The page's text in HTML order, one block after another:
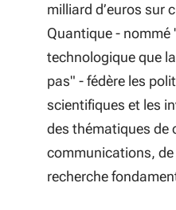
milliard d’euros sur
Quantique - nommé
technologique que
pas" - fédère les
scientifiques et les
des thématiques de
communications,
recherche